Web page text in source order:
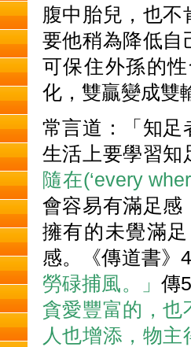
腹中胎兒，也
要他稍為降低自
可保住外孫的
化，雙贏變成雙
常言道：「知足
生活上要學習知
隨在(‘every
會容易有滿足感
擁有的未覺滿
感。《傳道書》
勞碌捕風。」傳
貪愛豐富的，也
人也增添，物